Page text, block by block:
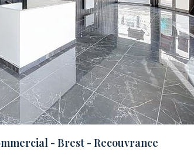
- Brest - Recouvrance